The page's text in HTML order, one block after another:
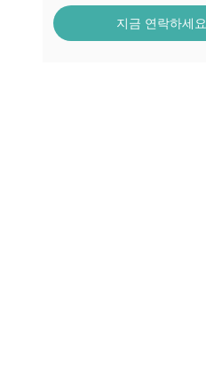
지금 연락하세요